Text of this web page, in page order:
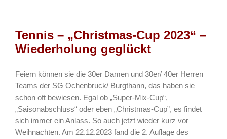
Tennis – „Christmas-Cup 2023“ –
Wiederholung geglückt
Feiern können sie die 30er Damen und 30er/ 40er Herren
Teams der SG Ochenbruck/ Burgthann, das haben sie
schon oft bewiesen. Egal ob „Super-Mix-Cup“,
„Saisonabschluss“ oder eben „Christmas-Cup”, es findet
sich immer ein Anlass. So auch jetzt wieder kurz vor
Weihnachten. Am 22.12.2023 fand die 2. Auflage des